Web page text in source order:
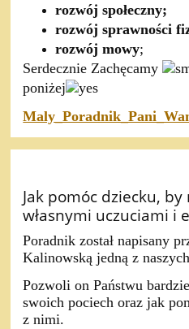
rozwój społeczny;
rozwój sprawności
rozwój mowy;
Serdecznie Zachęcamy
poniżej
Jak pomóc dziecku, by
własnymi uczuciami i
Poradnik został napisany
Kalinowską jedną z
Pozwoli on Państwu
swoich pociech oraz jak
z nimi.